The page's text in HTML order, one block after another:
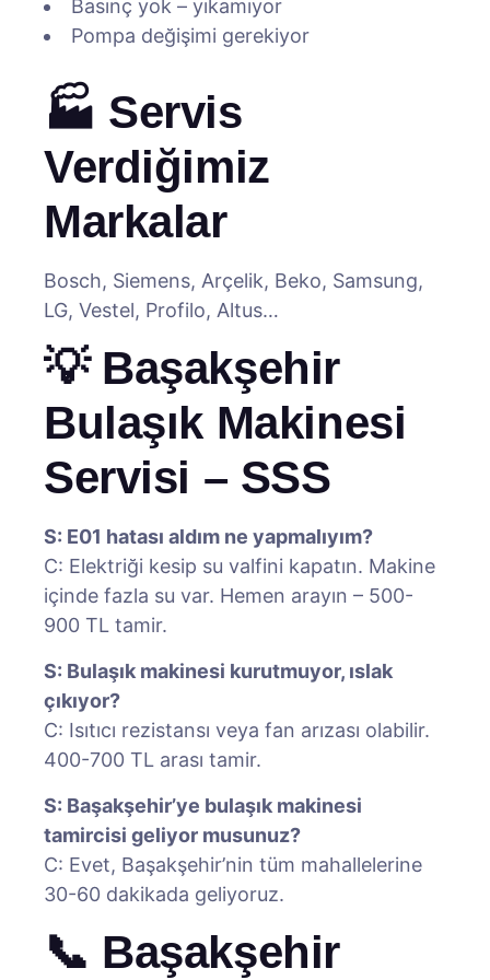
Basınç yok – yıkamıyor
Pompa değişimi gerekiyor
🏭 Servis
Verdiğimiz
Markalar
Bosch, Siemens, Arçelik, Beko, Samsung,
LG, Vestel, Profilo, Altus…
💡 Başakşehir
Bulaşık Makinesi
Servisi – SSS
S: E01 hatası aldım ne yapmalıyım?
C: Elektriği kesip su valfini kapatın. Makine
içinde fazla su var. Hemen arayın – 500-
900 TL tamir.
S: Bulaşık makinesi kurutmuyor, ıslak
çıkıyor?
C: Isıtıcı rezistansı veya fan arızası olabilir.
400-700 TL arası tamir.
S: Başakşehir’ye bulaşık makinesi
tamircisi geliyor musunuz?
C: Evet, Başakşehir’nin tüm mahallelerine
30-60 dakikada geliyoruz.
📞 Başakşehir